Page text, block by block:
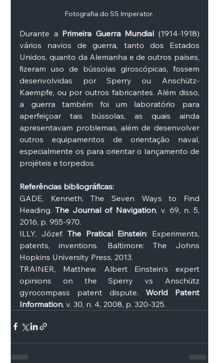
Fotografia do SS Imperator.
Durante a Primeira Guerra Mundial (1914-1918)
vários navios de guerra, tanto dos Estados
Unidos, quanto da Alemanha e de outros países,
fizeram uso de bússolas giroscópicas, fossem
desenvolvidas por Sperry ou Anschütz-
Kaempfe, ou por outros fabricantes. Além disso,
a guerra também foi um laboratório para
aperfeiçoar tais bússolas, as quais ainda
apresentavam problemas, além de desenvolver
outros equipamentos de orientação naval,
especialmente os para orientar o lançamento de
projéteis e torpedos.
Referências bibliográficas:
GADE, Kenneth. The Seven Ways to Find
Heading. The Journal of Navigation, v. 69, n. 5,
2016, p. 955-970.
ILLY, Józef. The Pratical Einstein: Experiments,
patents, inventions. Baltimore: The Johns
Hopkins University Press, 2013.
TRAINER, Matthew. Albert Einstein's expert
opinions on the Sperry vs Anschütz
gyrocompass patent dispute. World Patent
Information, v. 30, n. 4, 2008, p. 320-325.